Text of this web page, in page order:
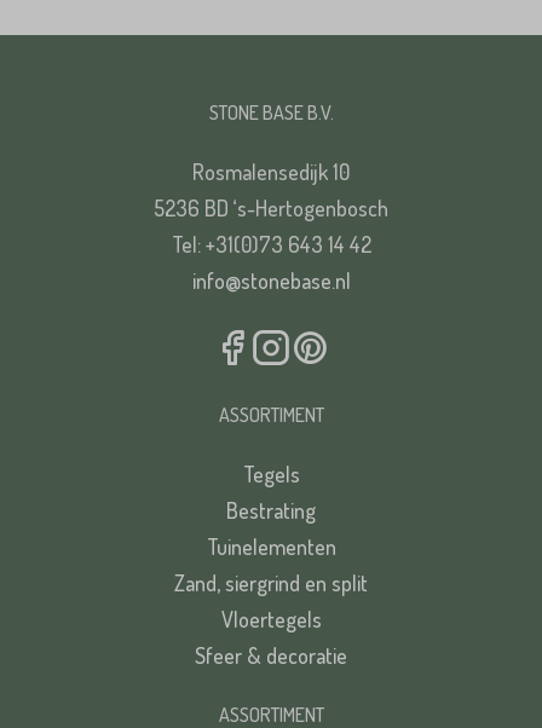
STONE BASE B.V.
Rosmalensedijk 10
5236 BD ‘s-Hertogenbosch
Tel: +31(0)73 643 14 42
info@stonebase.nl
ASSORTIMENT
Tegels
Bestrating
Tuinelementen
Zand, siergrind en split
Vloertegels
Sfeer & decoratie
ASSORTIMENT